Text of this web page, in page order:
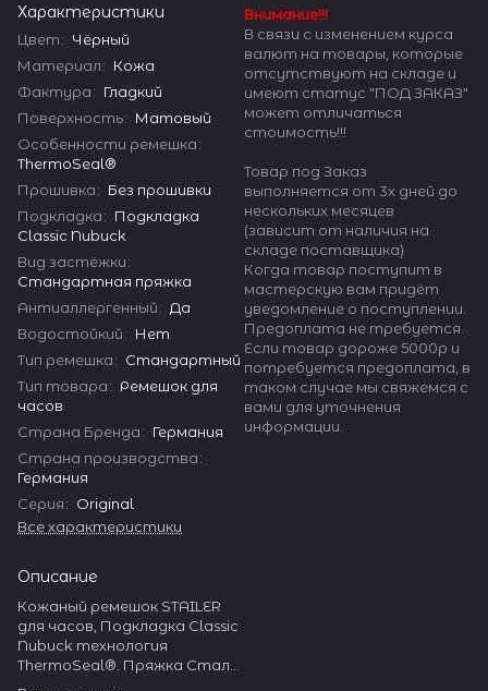
Характеристики
Цвет: Чёрный
Материал: Кожа
Фактура: Гладкий
Поверхность: Матовый
Особенности ремешка:
ThermoSeal®
Прошивка: Без прошивки
Подкладка: Подкладка
Classic Nubuck
Вид застёжки:
Стандартная пряжка
Антиаллергенный: Да
Водостойкий: Нет
Тип ремешка: Стандартный
Тип товара: Ремешок для
часов
Страна Бренда: Германия
Страна производства:
Германия
Серия: Original
Все характеристики
Описание
Кожаный ремешок STAILER
для часов, Подкладка Classic
Nubuck технология
ThermoSeal®. Пряжка Сталь
Внимание!!!
В связи с изменением курса
валют на товары, которые
отсутствуют на складе и
имеют статус "ПОД ЗАКАЗ"
может отличаться
стоимость!!!
Товар под Заказ
выполняется от 3х дней до
нескольких месяцев
(зависит от наличия на
складе поставщика)
Когда товар поступит в
мастерскую вам придёт
уведомление о поступлении.
Предоплата не требуется.
Если товар дороже 5000р и
потребуется предоплата, в
таком случае мы свяжемся с
вами для уточнения
информации.